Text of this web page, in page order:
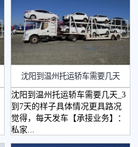
沈阳到温州托运轿车需要几天
沈阳到温州托运轿车需要几天_3
到7天的样子具体情况更具路况
觉得，每天发车【承接业务】：
私家...